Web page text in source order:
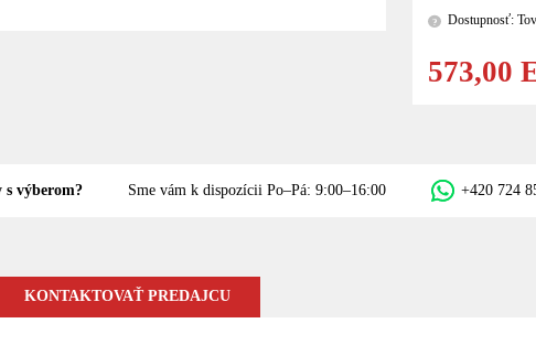
? Dostupnosť:
573,00
s výberom? Sme vám k dispozícii Po–Pá: 9:00–16:00 +420 724
KONTAKTOVAŤ PREDAJCU